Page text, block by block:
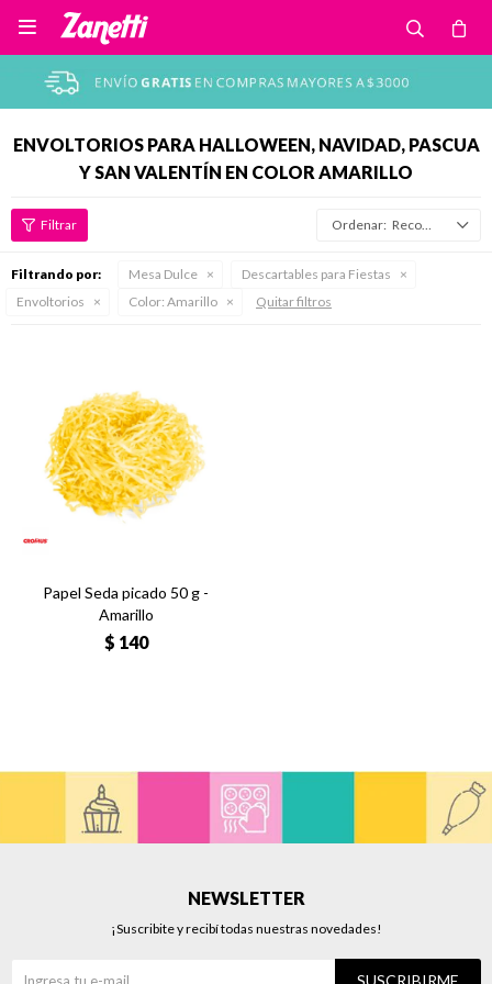

ENVOLTORIOS PARA HALLOWEEN, NAVIDAD, PASCUA
Y SAN VALENTÍN EN COLOR AMARILLO
Recomendados
Filtrando por: Mesa Dulce
Descartables para Fiestas
Envoltorios
Color: Amarillo Quitar filtros
Papel Seda picado 50 g -
Amarillo
$ 140
NEWSLETTER
¡Suscribite y recibí todas nuestras novedades!
SUSCRIBIRME